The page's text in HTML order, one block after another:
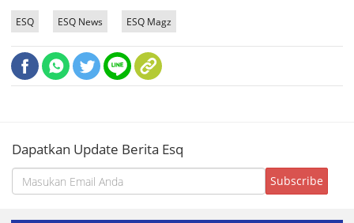
ESQ ESQ News ESQ Magz
Dapatkan Update Berita Esq